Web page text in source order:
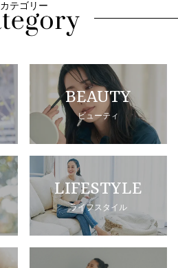
カテゴリー
BEAUTY
ビューティ
LIFESTYLE
ライフスタイル